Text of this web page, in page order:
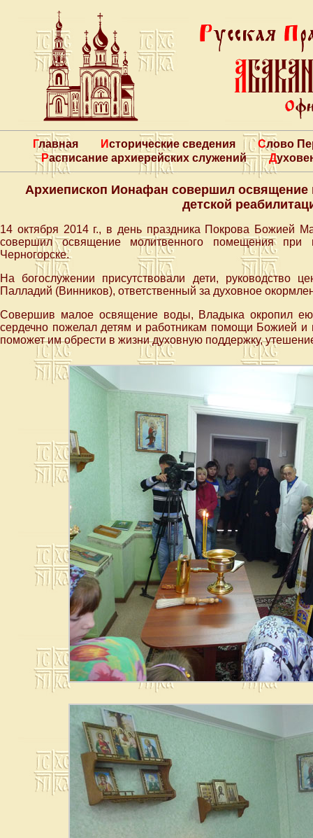
Главная Исторические сведения
Слово
Расписание архиерейских служений
Архиепископ Ионафан совершил освящение
детской
14 октября 2014 г., в день праздника Покрова Божией
совершил освящение молитвенного помещения при
Черногорске.
На богослужении присутствовали дети, руководство
Палладий (Винников), ответственный за духовное
Совершив малое освящение воды, Владыка окропил
сердечно пожелал детям и работникам помощи Божией и
поможет им обрести в жизни духовную поддержку,